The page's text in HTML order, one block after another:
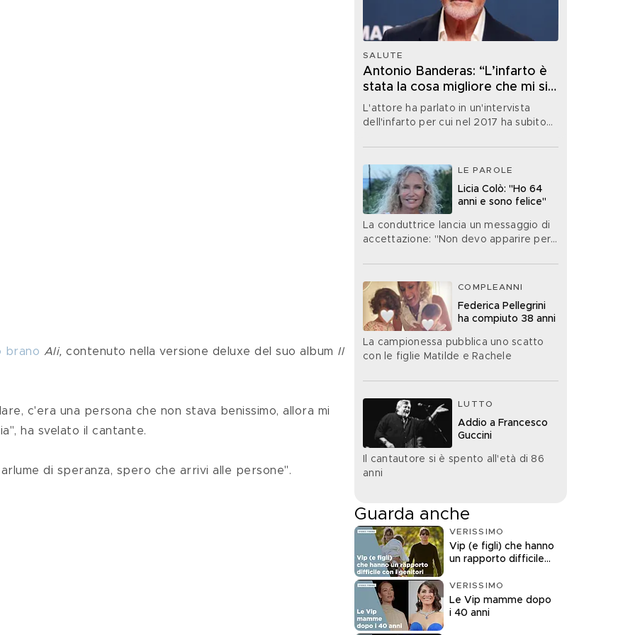
brano Ali, contenuto nella versione deluxe del suo album Il
ha svelato il cantante.
di speranza, spero che arrivi alle persone".
SALUTE
Antonio Banderas: “L’infarto è
stata la cosa migliore che mi sia
mai capitata nella vita”
L'attore ha parlato in un'intervista
dell'infarto per cui nel 2017 ha subito
LE PAROLE
Licia Colò: "Ho 64
anni e sono felice"
La conduttrice lancia un messaggio di
accettazione: "Non devo apparire per
COMPLEANNI
Federica Pellegrini
ha compiuto 38 anni
La campionessa pubblica uno scatto
con le figlie Matilde e Rachele
LUTTO
Addio a Francesco
Guccini
Il cantautore si è spento all'età di 86
anni
Guarda anche
VERISSIMO
Vip (e figli) che hanno
un rapporto difficile
VERISSIMO
Le Vip mamme dopo
i 40 anni